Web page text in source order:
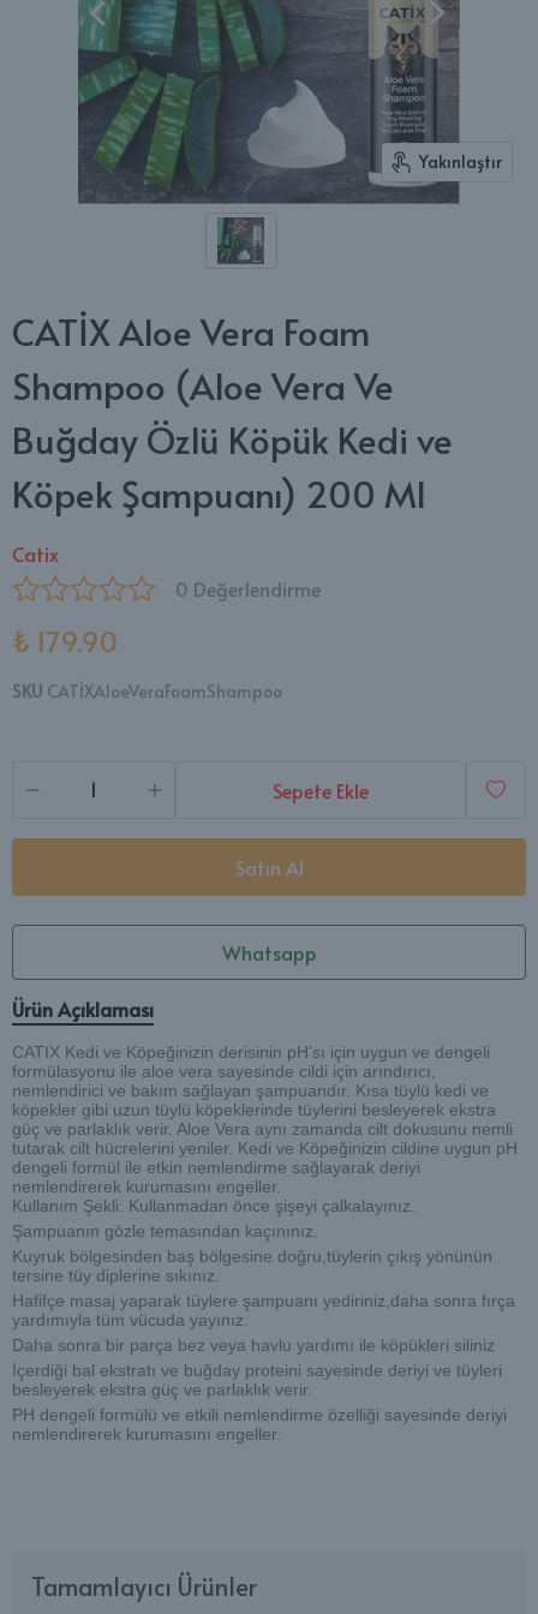
Yakınlaştır
CATİX Aloe Vera Foam
Shampoo (Aloe Vera Ve
Buğday Özlü Köpük Kedi ve
Köpek Şampuanı) 200 Ml
Catix
0 Değerlendirme
₺ 179.90
SKU CATİXAloeVeraFoamShampoo
Sepete Ekle
Satın Al
Whatsapp
Ürün Açıklaması
CATIX Kedi ve Köpeğinizin derisinin pH’sı için uygun ve dengeli
formülasyonu ile aloe vera sayesinde cildi için arındırıcı,
nemlendirici ve bakım sağlayan şampuandır. Kısa tüylü kedi ve
köpekler gibi uzun tüylü köpeklerinde tüylerini besleyerek ekstra
güç ve parlaklık verir. Aloe Vera aynı zamanda cilt dokusunu nemli
tutarak cilt hücrelerini yeniler. Kedi ve Köpeğinizin cildine uygun pH
dengeli formül ile etkin nemlendirme sağlayarak deriyi
nemlendirerek kurumasını engeller.
Kullanım Şekli: Kullanmadan önce şişeyi çalkalayınız.
Şampuanın gözle temasından kaçınınız.
Kuyruk bölgesinden baş bölgesine doğru,tüylerin çıkış yönünün
tersine tüy diplerine sıkınız.
Hafifçe masaj yaparak tüylere şampuanı yediriniz,daha sonra fırça
yardımıyla tüm vücuda yayınız.
Daha sonra bir parça bez veya havlu yardımı ile köpükleri siliniz
İçerdiği bal ekstratı ve buğday proteini sayesinde deriyi ve tüyleri
besleyerek ekstra güç ve parlaklık verir.
PH dengeli formülü ve etkili nemlendirme özelliği sayesinde deriyi
nemlendirerek kurumasını engeller.
Tamamlayıcı Ürünler